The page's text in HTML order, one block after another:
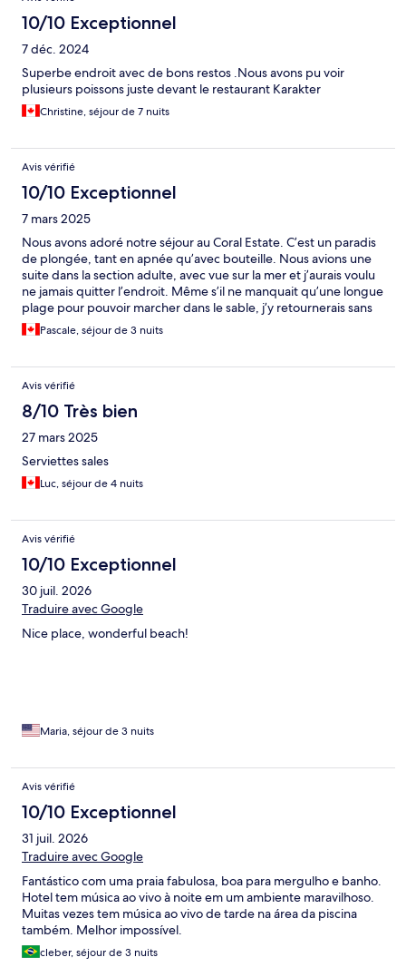
10/10 Exceptionnel
7 déc. 2024
Superbe endroit avec de bons restos .Nous avons pu voir
plusieurs poissons juste devant le restaurant Karakter
Christine, séjour de 7 nuits
Avis vérifié
10/10 Exceptionnel
7 mars 2025
Nous avons adoré notre séjour au Coral Estate. C’est un paradis
de plongée, tant en apnée qu’avec bouteille. Nous avions une
suite dans la section adulte, avec vue sur la mer et j’aurais voulu
ne jamais quitter l’endroit. Même s’il ne manquait qu’une longue
plage pour pouvoir marcher dans le sable, j’y retournerais sans
hésiter. À noter toutefois qu’il est important d’avoir un véhicule
si vous souhaitez explorer les environs, car le resort est plutôt
Pascale, séjour de 3 nuits
Avis vérifié
8/10 Très bien
27 mars 2025
Serviettes sales
Luc, séjour de 4 nuits
Avis vérifié
10/10 Exceptionnel
30 juil. 2026
Traduire avec Google
Nice place, wonderful beach!
Maria, séjour de 3 nuits
Avis vérifié
10/10 Exceptionnel
31 juil. 2026
Traduire avec Google
Fantástico com uma praia fabulosa, boa para mergulho e banho.
Hotel tem música ao vivo à noite em um ambiente maravilhoso.
Muitas vezes tem música ao vivo de tarde na área da piscina
também. Melhor impossível.
cleber, séjour de 3 nuits